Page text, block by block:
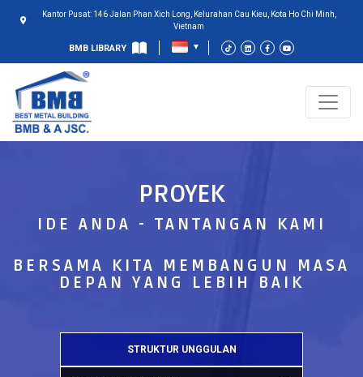
Kantor Pusat: 146 Jalan Phan Xich Long, Kelurahan Cau Kieu, Kota Ho Chi Minh,
Vietnam
BMB LIBRARY
PROYEK
IDE ANDA - TANTANGAN KAMI
BERSAMA KITA MEMBANGUN MASA
DEPAN YANG LEBIH BAIK
STRUKTUR UNGGULAN